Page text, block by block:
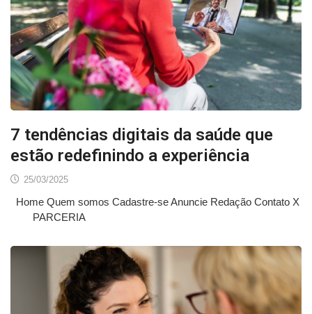
7 tendências digitais da saúde que
estão redefinindo a experiência
25/03/2025
Home Quem somos Cadastre-se Anuncie Redação Contato X
PARCERIA